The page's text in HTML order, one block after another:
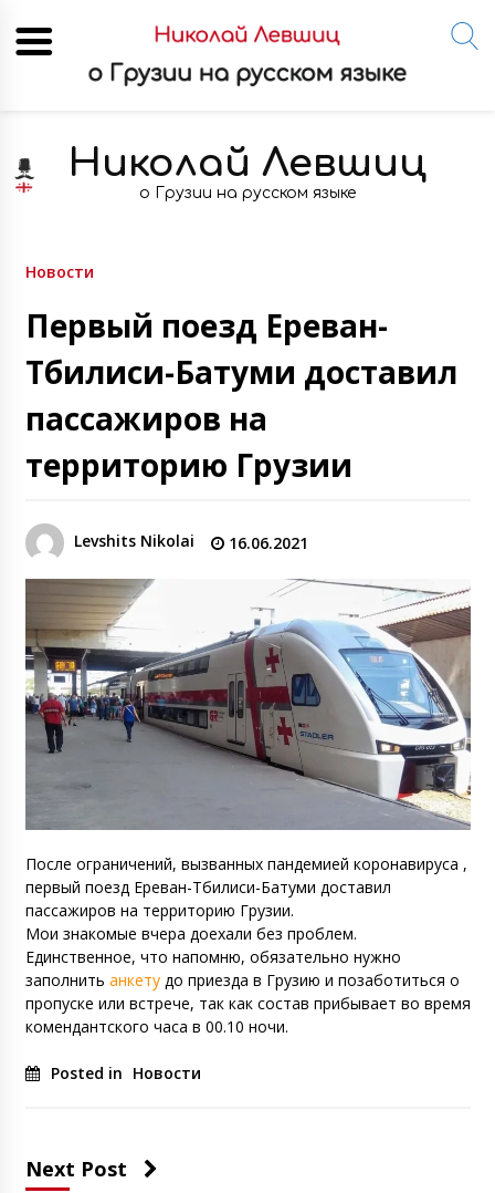
content
Николай Левшиц
о Грузии на русском языке
Новости
Первый поезд Ереван-
Тбилиси-Батуми доставил
пассажиров на
территорию Грузии
Levshits Nikolai 16.06.2021
После ограничений, вызванных пандемией коронавируса ,
первый поезд Ереван-Тбилиси-Батуми доставил
пассажиров на территорию Грузии.
Мои знакомые вчера доехали без проблем.
Единственное, что напомню, обязательно нужно
заполнить анкетудо приезда в Грузию и позаботиться о
пропуске или встрече, так как состав прибывает во время
комендантского часа в 00.10 ночи.
Posted in Новости
Next Post